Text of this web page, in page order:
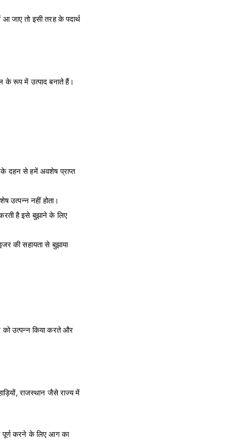
जाए तो इसी तरह के पदार्थ
रूप में उत्पाद बनाते हैं।
दहन से हमें अवशेष प्राप्त
उत्पन्न नहीं होता।
है इसे बुझाने के लिए
की सहायता से बुझाया
उत्पन्न किया करते और
राजस्थान जैसे राज्य में
पूर्ण करने के लिए आग का